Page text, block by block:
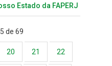
Estado da FAPERJ
de 69
20 21 22